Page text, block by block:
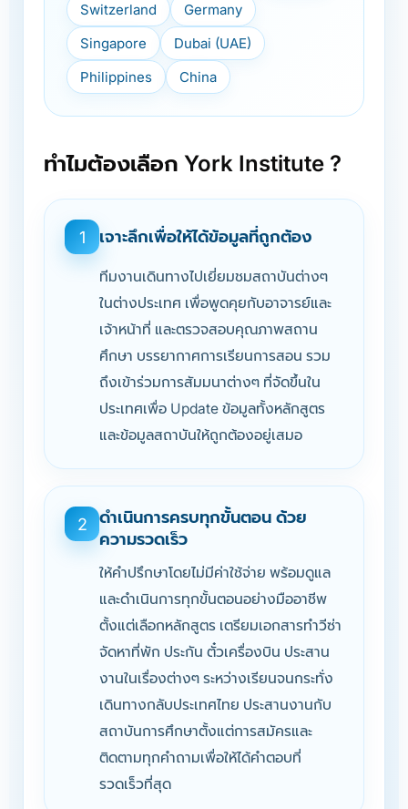
Switzerland
Germany
Singapore
Dubai (UAE)
Philippines
China
ทำไมต้องเลือก York Institute ?
1 เจาะลึกเพื่อให้ได้ข้อมูลที่ถูกต้อง
ทีมงานเดินทางไปเยี่ยมชมสถาบันต่างๆ
ในต่างประเทศ เพื่อพูดคุยกับอาจารย์และ
เจ้าหน้าที่ และตรวจสอบคุณภาพสถาน
ศึกษา บรรยากาศการเรียนการสอน รวม
ถึงเข้าร่วมการสัมมนาต่างๆ ที่จัดขึ้นใน
ประเทศเพื่อ Update ข้อมูลทั้งหลักสูตร
และข้อมูลสถาบันให้ถูกต้องอยู่เสมอ
2
ดำเนินการครบทุกขั้นตอน ด้วย
ความรวดเร็ว
ให้คำปรึกษาโดยไม่มีค่าใช้จ่าย พร้อมดูแล
และดำเนินการทุกขั้นตอนอย่างมืออาชีพ
ตั้งแต่เลือกหลักสูตร เตรียมเอกสารทำวีซ่า
จัดหาที่พัก ประกัน ตั๋วเครื่องบิน ประสาน
งานในเรื่องต่างๆ ระหว่างเรียนจนกระทั่ง
เดินทางกลับประเทศไทย ประสานงานกับ
สถาบันการศึกษาตั้งแต่การสมัครและ
ติดตามทุกคำถามเพื่อให้ได้คำตอบที่
รวดเร็วที่สุด